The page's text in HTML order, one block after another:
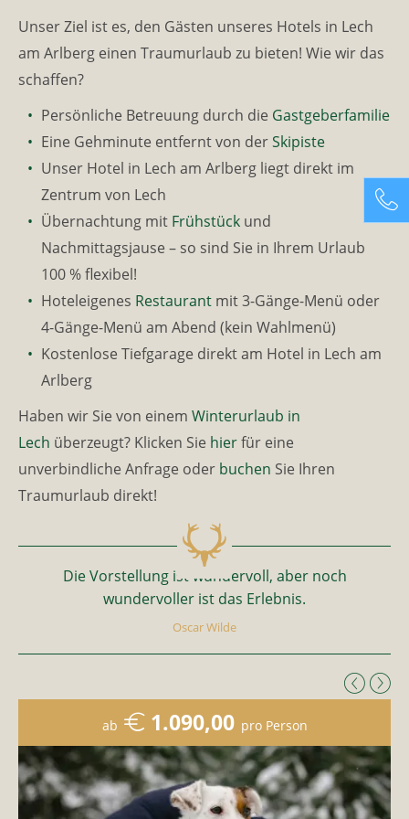
Unser Ziel ist es, den Gästen unseres Hotels in Lech
am Arlberg einen Traumurlaub zu bieten! Wie wir das
schaffen?
Persönliche Betreuung durch die Gastgeberfamilie
Eine Gehminute entfernt von derSkipiste
Unser Hotel in Lech am Arlberg liegt direkt im
Zentrum von Lech
Übernachtung mit Frühstück und
Nachmittagsjause – so sind Sie in Ihrem Urlaub
100 % flexibel!
Hoteleigenes Restaurant mit 3-Gänge-Menü oder
4-Gänge-Menü am Abend (kein Wahlmenü)
Kostenlose Tiefgarage direkt am Hotel in Lech am
Arlberg
Haben wir Sie von einem Winterurlaub in
Lech überzeugt? Klicken Sie hierfür eine
unverbindliche Anfrage oder buchen Sie Ihren
Traumurlaub direkt!
Die Vorstellung ist wundervoll, aber noch
wundervoller ist das Erlebnis.
Oscar Wilde
ab 350,00 pro Person
ab 1.090,00 pro Person
ab 1.800,00 pro Person
ab 1.690,00 pro Person
ab 1.430,00 pro Person
ab 1.197,00 pro Person
ab 1.715,00 pro Person
ab 1.990,00 pro Person